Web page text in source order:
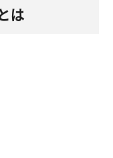
は